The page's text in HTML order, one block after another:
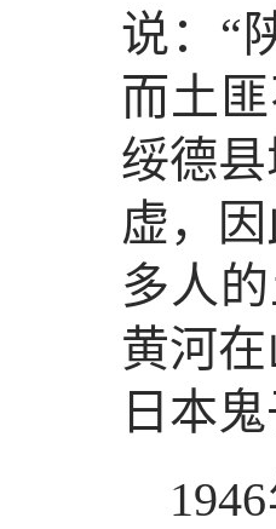
说：“
而土
绥德
虚，
多人
黄河
日本